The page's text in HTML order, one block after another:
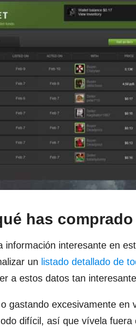
has comprado
interesante en
un listado detallado de
a estos datos tan
gastando excesivamente en
difícil, así que vívela fuera